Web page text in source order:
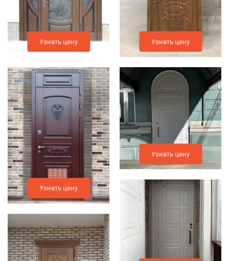
Узнать цену
Узнать цену
Узнать цену
Узнать цену